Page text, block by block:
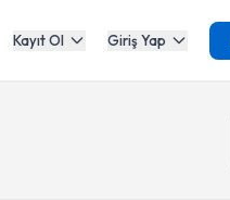
Kayıt Ol Giriş Yap